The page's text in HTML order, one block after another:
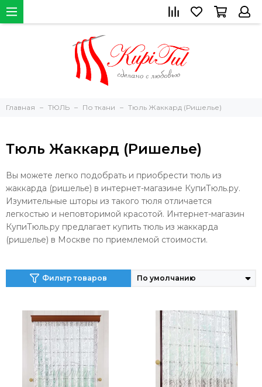
Главная ТЮЛЬ По ткани Тюль Жаккард (Ришелье)
Тюль Жаккард (Ришелье)
Вы можете легко подобрать и приобрести тюль из
жаккарда (ришелье) в интернет-магазине КупиТюль.ру.
Изумительные шторы из такого тюля отличается
легкостью и неповторимой красотой. Интернет-магазин
КупиТюль.ру предлагает купить тюль из жаккарда
(ришелье) в Москве по приемлемой стоимости.
Фильтр товаров